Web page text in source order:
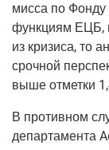
мис­са по Фон­ду
функ­ци­ям ЕЦБ,
из кри­зи­са, то
сроч­ной
выше отмет­ки
В про­тив­ном
депар­та­мен­та